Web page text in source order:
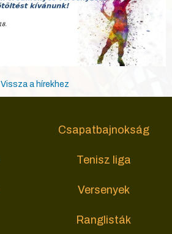
Vissza a hírekhez
Csapatbajnokság
Tenisz liga
Versenyek
Ranglisták